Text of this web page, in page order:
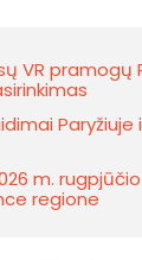
VR pramogų
Paryžiuje
m. rugpjūčio
regione